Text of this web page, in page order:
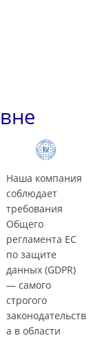
Наша компания
соблюдает
требования
Общего
регламента ЕС
по защите
данных (GDPR)
— самого
строгого
законодательств
а в области